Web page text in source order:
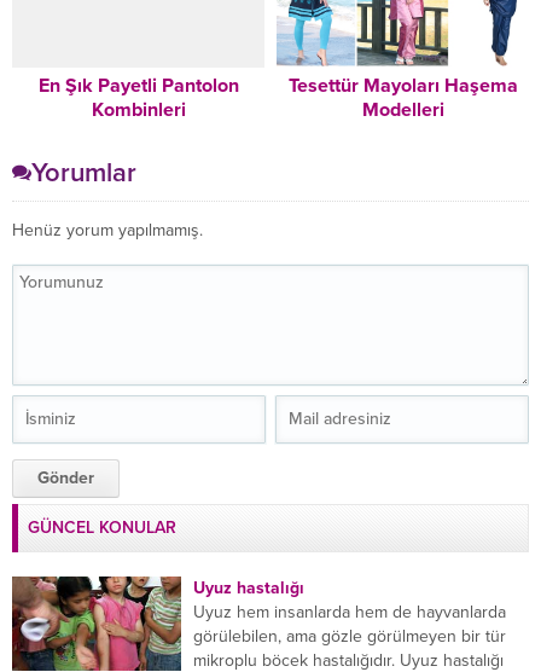
En Şık Payetli Pantolon
Kombinleri
Tesettür Mayoları Haşema
Modelleri
Yorumlar
Henüz yorum yapılmamış.
GÜNCEL KONULAR
Uyuz hastalığı
Uyuz hem insanlarda hem de hayvanlarda
görülebilen, ama gözle görülmeyen bir tür
mikroplu böcek hastalığıdır. Uyuz hastalığı